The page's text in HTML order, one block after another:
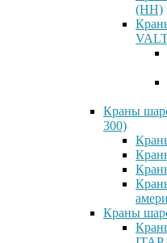
(НН)
Краны
300)
Краны